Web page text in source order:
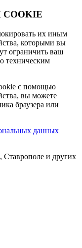
их иным
которыми вы
ограничить ваш
техническим
с помощью
вы можете
браузера или
Ставрополе и других